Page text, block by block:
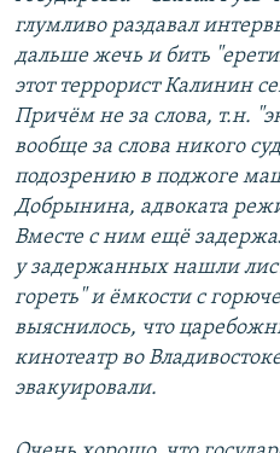
глумливо раздавал
дальше жечь и бить
этот террорист Калинин
Причём не за слова, т.н.
вообще за слова никого
подозрению в поджоге
Добрынина, адвоката
Вместе с ним ещё
у задержанных нашли
гореть" и ёмкости с
выяснилось, что
кинотеатр во
эвакуировали.